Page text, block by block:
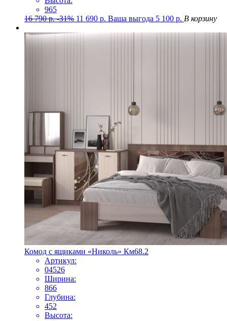
965
16 790р. -31% 11 690 р. Ваша выгода 5 100 р. В корзину
Комод с ящиками «Николь» Км68.2
Артикул:
04526
Ширина:
866
Глубина:
452
Высота: